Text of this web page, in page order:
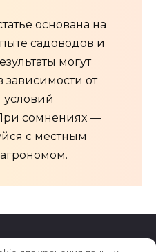
основана на
садоводов и
могут
зависимости от
условий
сомнениях —
с местным